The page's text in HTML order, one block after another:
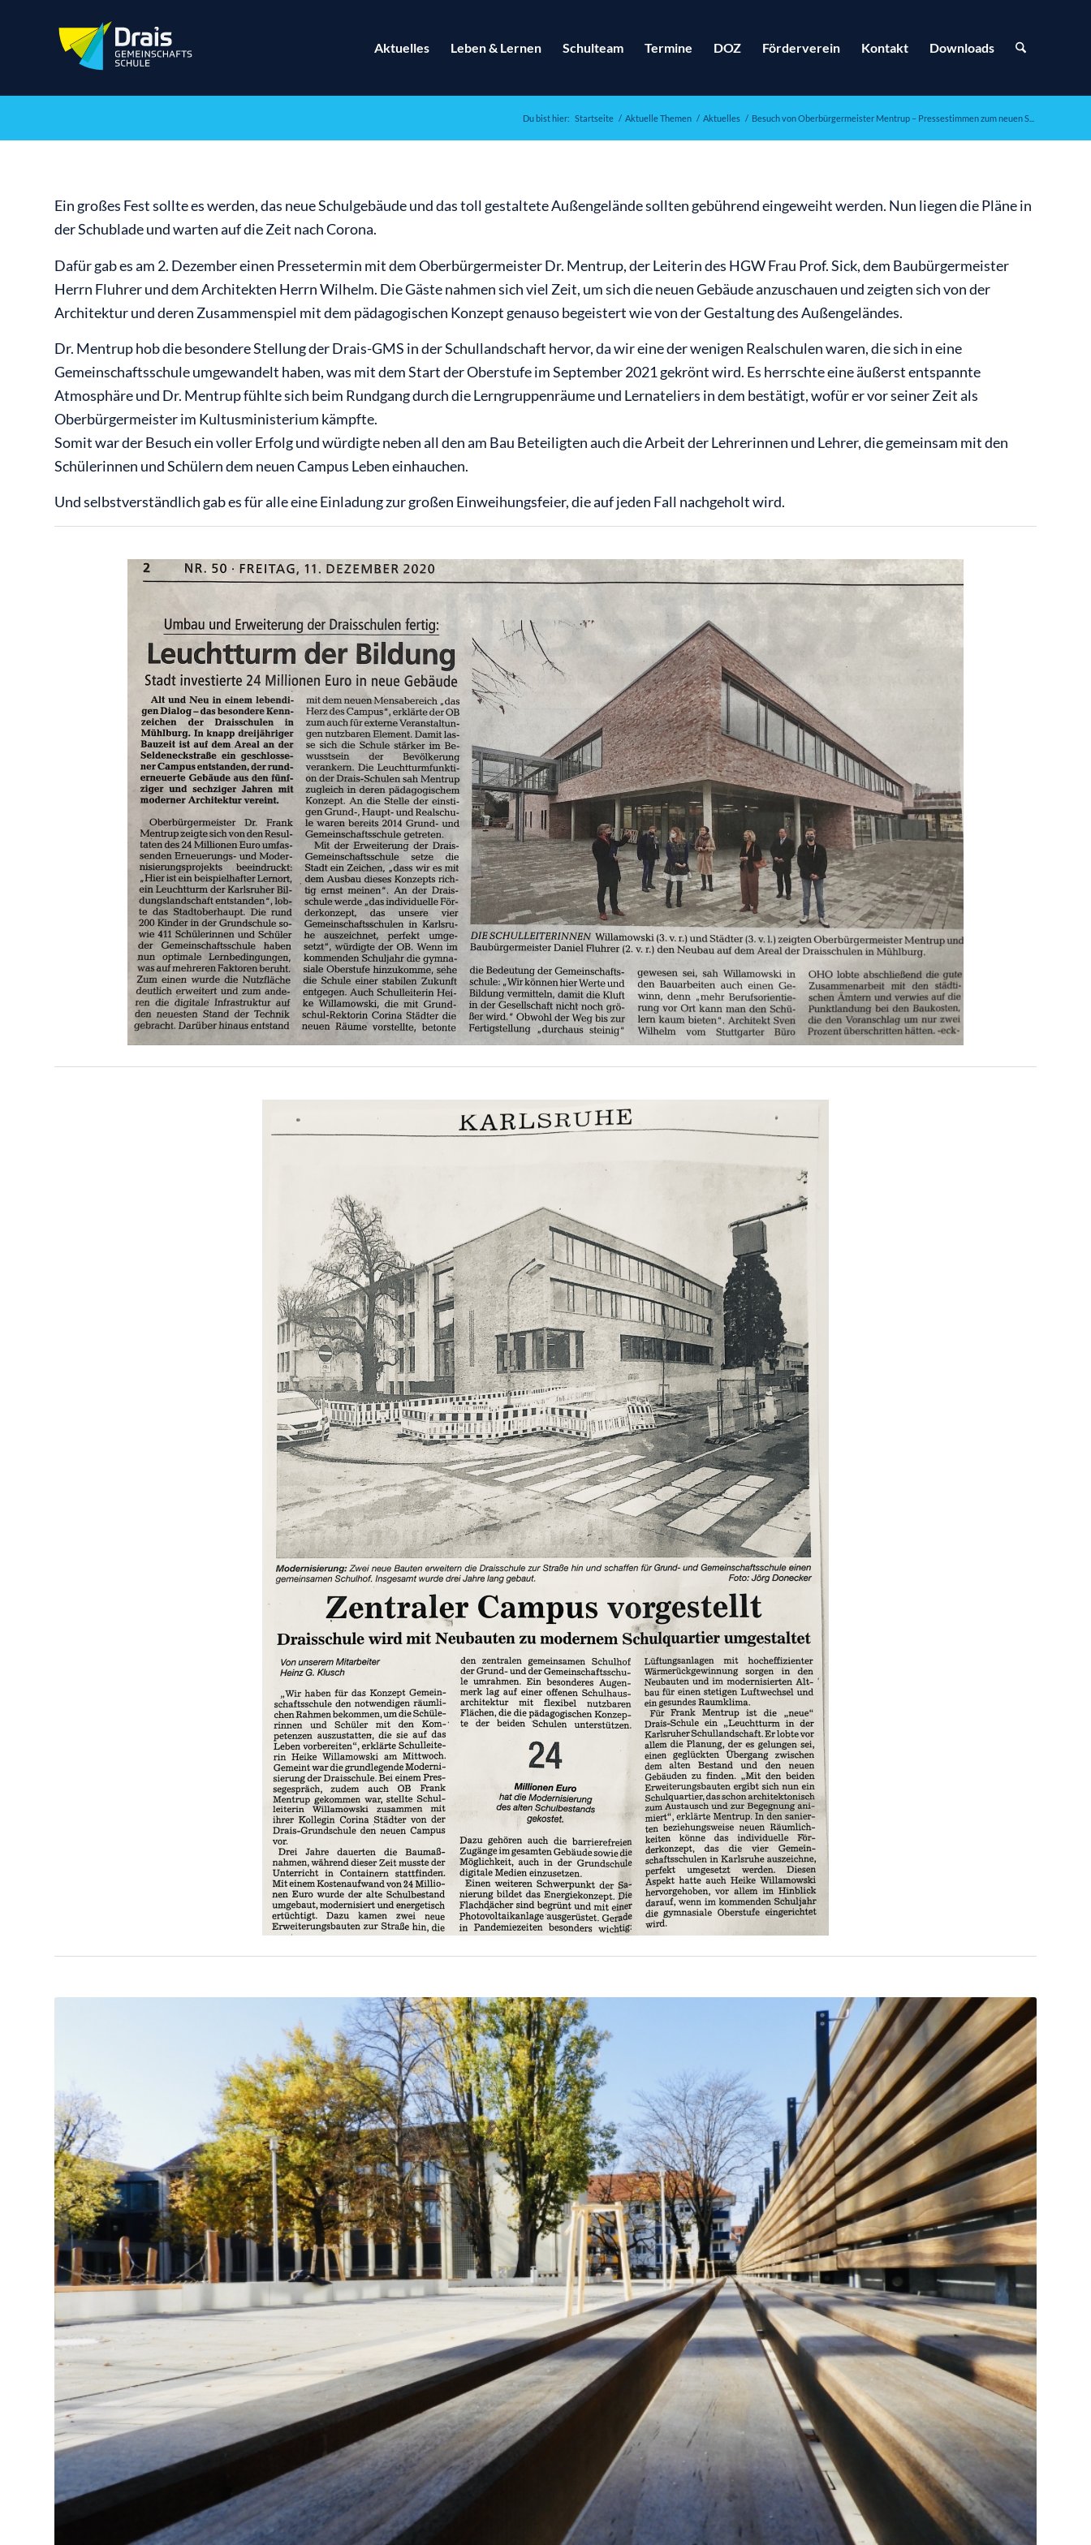
Aktuelles Leben & Lernen Schulteam Termine DOZ Förderverein Kontakt Downloads
Du bist hier: Startseite / Aktuelle Themen / Aktuelles / Besuch von Oberbürgermeister Mentrup – Pressestimmen zum neuen S...
Ein großes Fest sollte es werden, das neue Schulgebäude und das toll gestaltete Außengelände sollten gebührend eingeweiht werden. Nun liegen die Pläne in
der Schublade und warten auf die Zeit nach Corona.
Dafür gab es am 2. Dezember einen Pressetermin mit dem Oberbürgermeister Dr. Mentrup, der Leiterin des HGW Frau Prof. Sick, dem Baubürgermeister
Herrn Fluhrer und dem Architekten Herrn Wilhelm. Die Gäste nahmen sich viel Zeit, um sich die neuen Gebäude anzuschauen und zeigten sich von der
Architektur und deren Zusammenspiel mit dem pädagogischen Konzept genauso begeistert wie von der Gestaltung des Außengeländes.
Dr. Mentrup hob die besondere Stellung der Drais-GMS in der Schullandschaft hervor, da wir eine der wenigen Realschulen waren, die sich in eine
Gemeinschaftsschule umgewandelt haben, was mit dem Start der Oberstufe im September 2021 gekrönt wird. Es herrschte eine äußerst entspannte
Atmosphäre und Dr. Mentrup fühlte sich beim Rundgang durch die Lerngruppenräume und Lernateliers in dem bestätigt, wofür er vor seiner Zeit als
Oberbürgermeister im Kultusministerium kämpfte.
Somit war der Besuch ein voller Erfolg und würdigte neben all den am Bau Beteiligten auch die Arbeit der Lehrerinnen und Lehrer, die gemeinsam mit den
Schülerinnen und Schülern dem neuen Campus Leben einhauchen.
Und selbstverständlich gab es für alle eine Einladung zur großen Einweihungsfeier, die auf jeden Fall nachgeholt wird.